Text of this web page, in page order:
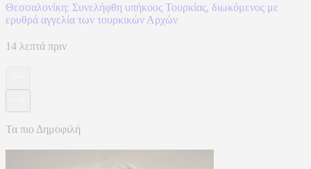
Θεσσαλονίκη: Συνελήφθη υπήκοος Τουρκίας, διωκόμενος με
ερυθρά αγγελία των τουρκικών Αρχών
14 λεπτά πριν
Τα πιο Δημοφιλή